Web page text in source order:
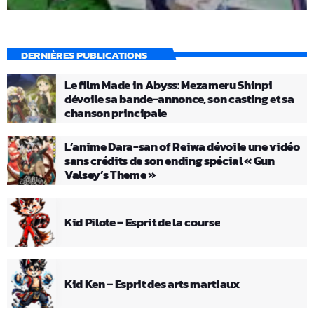
DERNIÈRES PUBLICATIONS
Le film Made in Abyss: Mezameru Shinpi
dévoile sa bande-annonce, son casting et sa
chanson principale
L’anime Dara-san of Reiwa dévoile une vidéo
sans crédits de son ending spécial « Gun
Valsey’s Theme »
Kid Pilote – Esprit de la course
Kid Ken – Esprit des arts martiaux